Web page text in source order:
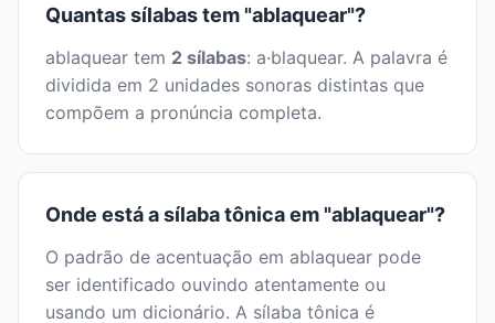
Quantas sílabas tem "ablaquear"?
ablaquear tem 2 sílabas: a·blaquear. A palavra é
dividida em 2 unidades sonoras distintas que
compõem a pronúncia completa.
Onde está a sílaba tônica em "ablaquear"?
O padrão de acentuação em ablaquear pode
ser identificado ouvindo atentamente ou
usando um dicionário. A sílaba tônica é